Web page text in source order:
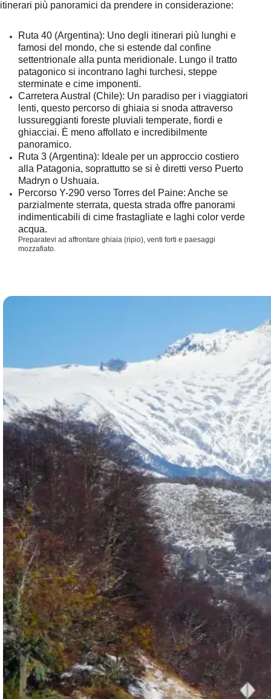
itinerari più panoramici da prendere in considerazione:
Ruta 40 (Argentina): Uno degli itinerari più lunghi e
famosi del mondo, che si estende dal confine
settentrionale alla punta meridionale. Lungo il tratto
patagonico si incontrano laghi turchesi, steppe
sterminate e cime imponenti.
Carretera Austral (Chile): Un paradiso per i viaggiatori
lenti, questo percorso di ghiaia si snoda attraverso
lussureggianti foreste pluviali temperate, fiordi e
ghiacciai. È meno affollato e incredibilmente
panoramico.
Ruta 3 (Argentina): Ideale per un approccio costiero
alla Patagonia, soprattutto se si è diretti verso Puerto
Madryn o Ushuaia.
Percorso Y-290 verso Torres del Paine: Anche se
parzialmente sterrata, questa strada offre panorami
indimenticabili di cime frastagliate e laghi color verde
acqua.
Preparatevi ad affrontare ghiaia (ripio), venti forti e paesaggi
mozzafiato.